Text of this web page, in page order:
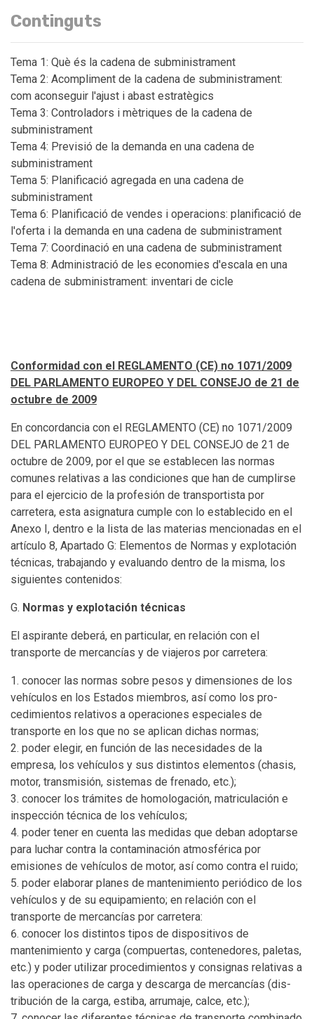
Continguts
Tema 1: Què és la cadena de subministrament
Tema 2: Acompliment de la cadena de subministrament:
com aconseguir l'ajust i abast estratègics
Tema 3: Controladors i mètriques de la cadena de
subministrament
Tema 4: Previsió de la demanda en una cadena de
subministrament
Tema 5: Planificació agregada en una cadena de
subministrament
Tema 6: Planificació de vendes i operacions: planificació de
l'oferta i la demanda en una cadena de subministrament
Tema 7: Coordinació en una cadena de subministrament
Tema 8: Administració de les economies d'escala en una
cadena de subministrament: inventari de cicle
Conformidad con el REGLAMENTO (CE) no 1071/2009
DEL PARLAMENTO EUROPEO Y DEL CONSEJO de 21 de
octubre de 2009
En concordancia con el REGLAMENTO (CE) no 1071/2009
DEL PARLAMENTO EUROPEO Y DEL CONSEJO de 21 de
octubre de 2009, por el que se establecen las normas
comunes relativas a las condiciones que han de cumplirse
para el ejercicio de la profesión de transportista por
carretera, esta asignatura cumple con lo establecido en el
Anexo I, dentro e la lista de las materias mencionadas en el
artículo 8, Apartado G: Elementos de Normas y explotación
técnicas, trabajando y evaluando dentro de la misma, los
siguientes contenidos:
G. Normas y explotación técnicas
El aspirante deberá, en particular, en relación con el
transporte de mercancías y de viajeros por carretera:
conocer las normas sobre pesos y dimensiones de los
vehículos en los Estados miembros, así como los pro-
cedimientos relativos a operaciones especiales de
transporte en los que no se aplican dichas normas;
poder elegir, en función de las necesidades de la
empresa, los vehículos y sus distintos elementos (chasis,
motor, transmisión, sistemas de frenado, etc.);
conocer los trámites de homologación, matriculación e
inspección técnica de los vehículos;
poder tener en cuenta las medidas que deban adoptarse
para luchar contra la contaminación atmosférica por
emisiones de vehículos de motor, así como contra el ruido;
poder elaborar planes de mantenimiento periódico de los
vehículos y de su equipamiento; en relación con el
transporte de mercancías por carretera:
conocer los distintos tipos de dispositivos de
mantenimiento y carga (compuertas, contenedores, paletas,
etc.) y poder utilizar procedimientos y consignas relativas a
las operaciones de carga y descarga de mercancías (dis-
tribución de la carga, estiba, arrumaje, calce, etc.);